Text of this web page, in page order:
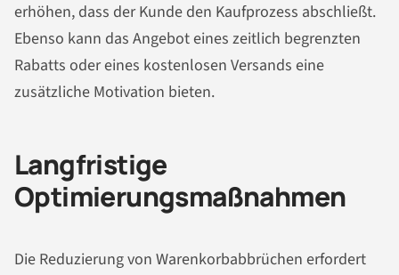
erhöhen, dass der Kunde den Kaufprozess abschließt.
Ebenso kann das Angebot eines zeitlich begrenzten
Rabatts oder eines kostenlosen Versands eine
zusätzliche Motivation bieten.
Langfristige
Optimierungsmaßnahmen
Die Reduzierung von Warenkorbabbrüchen erfordert